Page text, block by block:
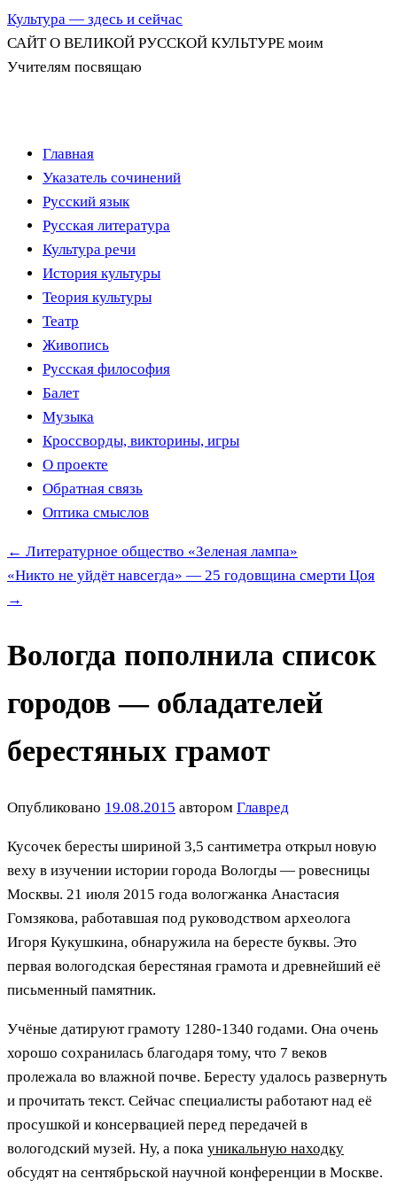
Культура — здесь и сейчас
САЙТ О ВЕЛИКОЙ РУССКОЙ КУЛЬТУРЕ моим
Учителям посвящаю
Перейти
содержимому
Главная
Указатель сочинений
Русский язык
Русская литература
Культура речи
История культуры
Теория культуры
Театр
Живопись
Русская философия
Балет
Музыка
Кроссворды, викторины, игры
О проекте
Обратная связь
Оптика смыслов
← Литературное общество «Зеленая лампа»
«Никто не уйдёт навсегда» — 25 годовщина смерти Цоя
→
Вологда пополнила список
городов — обладателей
берестяных грамот
Опубликовано 19.08.2015 автором Главред
Кусочек бересты шириной 3,5 сантиметра открыл новую
веху в изучении истории города Вологды — ровесницы
Москвы. 21 июля 2015 года вологжанка Анастасия
Гомзякова, работавшая под руководством археолога
Игоря Кукушкина, обнаружила на бересте буквы. Это
первая вологодская берестяная грамота и древнейший её
письменный памятник.
Учёные датируют грамоту 1280-1340 годами. Она очень
хорошо сохранилась благодаря тому, что 7 веков
пролежала во влажной почве. Бересту удалось развернуть
и прочитать текст. Сейчас специалисты работают над её
просушкой и консервацией перед передачей в
вологодский музей. Ну, а пока уникальную находку
обсудят на сентябрьской научной конференции в Москве.